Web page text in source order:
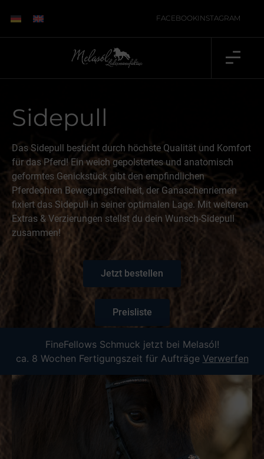
FineFellows Schmuck jetzt bei Melasól!
ca. 8 Wochen Fertigungszeit für Aufträge Verwerfen
FACEBOOKINSTAGRAM
Sidepull
Das Sidepull besticht durch höchste Qualität und Komfort
für das Pferd! Ein weich gepolstertes und anatomisch
geformtes Genickstück gibt den empfindlichen
Pferdeohren Bewegungsfreiheit, der Ganaschenriemen
fixiert das Sidepull in seiner optimalen Lage. Mit weiteren
Extras & Verzierungen stellst du dein Wunsch-Sidepull
zusammen!
Jetzt bestellen
Preisliste
Ab: 325,00 € inkl. 19 % MwSt., zzgl. Versand